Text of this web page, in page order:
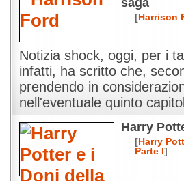
saga
[Harrison
Notizia shock, oggi, per i
infatti, ha scritto che,
prendendo in
nell'eventuale quinto
Harry
[Harry
Parte I]